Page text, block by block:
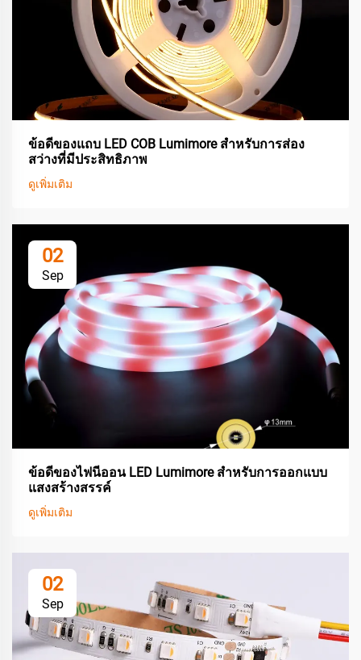
ข้อดีของแถบ LED COB Lumimore สำหรับการส่อง
สว่างที่มีประสิทธิภาพ
ดูเพิ่มเติม
02
Sep
ข้อดีของไฟนีออน LED Lumimore สำหรับการออกแบบ
แสงสร้างสรรค์
ดูเพิ่มเติม
02
Sep